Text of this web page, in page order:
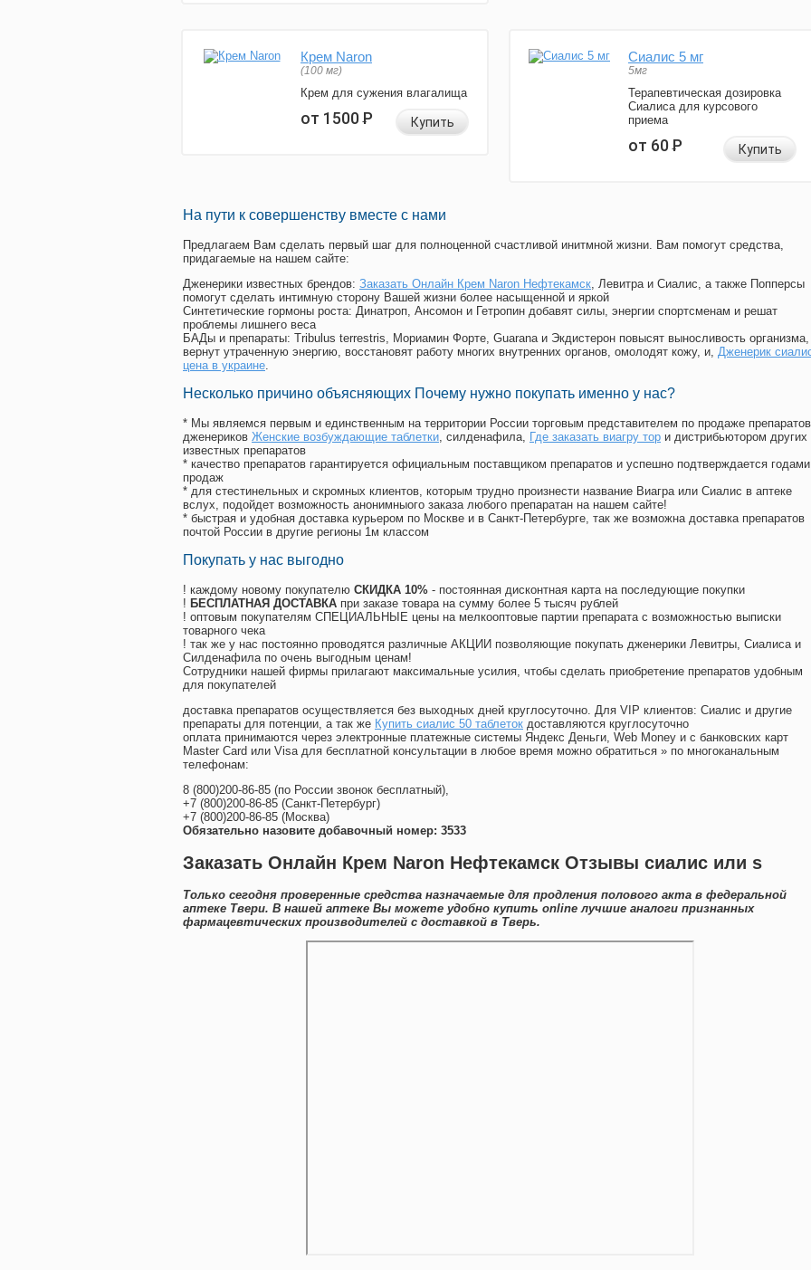
Крем Naron
(100 мг)
Крем для сужения влагалища
от 1500Р Купить
Сиалис 5 мг
5мг
Терапевтическая дозировка
Сиалиса для курсового
приема
от 60Р Купить
На пути к совершенству вместе с нами
Предлагаем Вам сделать первый шаг для полноценной счастливой инитмной жизни. Вам помогут средства,
придагаемые на нашем сайте:
Дженерики известных брендов: Заказать Онлайн Крем Naron Нефтекамск, Левитра и Сиалис, а также Попперсы
помогут сделать интимную сторону Вашей жизни более насыщенной и яркой
Синтетические гормоны роста: Динатроп, Ансомон и Гетропин добавят силы, энергии спортсменам и решат
проблемы лишнего веса
БАДы и препараты: Tribulus terrestris, Мориамин Форте, Guarana и Экдистерон повысят выносливость организма,
вернут утраченную энергию, восстановят работу многих внутренних органов, омолодят кожу, и, Дженерик
цена в украине.
Несколько причино объясняющих Почему нужно покупать именно у нас?
* Мы являемся первым и единственным на территории России торговым представителем по продаже препаратов
дженериков Женские возбуждающие таблетки, силденафила, Где заказать виагру тор и дистрибьютором других
известных препаратов
* качество препаратов гарантируется официальным поставщиком препаратов и успешно подтверждается годами
продаж
* для стестинельных и скромных клиентов, которым трудно произнести название Виагра или Сиалис в аптеке
вслух, подойдет возможность анонимныого заказа любого препаратан на нашем сайте!
* быстрая и удобная доставка курьером по Москве и в Санкт-Петербурге, так же возможна доставка препаратов
почтой России в другие регионы 1м классом
Покупать у нас выгодно
! каждому новому покупателю СКИДКА 10% - постоянная дисконтная карта на последующие покупки
! БЕСПЛАТНАЯ ДОСТАВКА при заказе товара на сумму более 5 тысяч рублей
! оптовым покупателям СПЕЦИАЛЬНЫЕ цены на мелкооптовые партии препарата с возможностью выписки
товарного чека
! так же у нас постоянно проводятся различные АКЦИИ позволяющие покупать дженерики Левитры, Сиалиса и
Силденафила по очень выгодным ценам!
Cотрудники нашей фирмы прилагают максимальные усилия, чтобы сделать приобретение препаратов удобным
для покупателей
доставка препаратов осуществляется без выходных дней круглосуточно. Для VIP клиентов: Сиалис и другие
препараты для потенции, а так же Купить сиалис 50 таблеток доставляются круглосуточно
оплата принимаются через электронные платежные системы Яндекс Деньги, Web Money и с банковских карт
Master Card или Visa для бесплатной консультации в любое время можно обратиться » по многоканальным
телефонам:
8 (800)200-86-85 (по России звонок бесплатный),
+7 (800)200-86-85 (Санкт-Петербург)
+7 (800)200-86-85 (Москва)
Обязательно назовите добавочный номер: 3533
Заказать Онлайн Крем Naron Нефтекамск Отзывы сиалис или s
Только сегодня проверенные средства назначаемые для продления полового акта в федеральной
аптеке Твери. В нашей аптеке Вы можете удобно купить online лучшие аналоги признанных
фармацевтических производителей с доставкой в Тверь.